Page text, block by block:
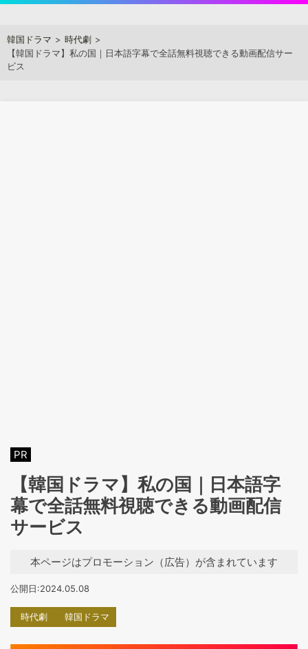
content
アジアンステージ
韓国ドラマ
時代劇
【韓国ドラマ】私の国｜日本語字幕で全話無料視聴できる動画配信サー
ビス
PR
【韓国ドラマ】私の国｜日本語字
幕で全話無料視聴できる動画配信
サービス
本ページはプロモーション（広告）が含まれています
公開日:2024.05.08
時代劇 韓国ドラマ